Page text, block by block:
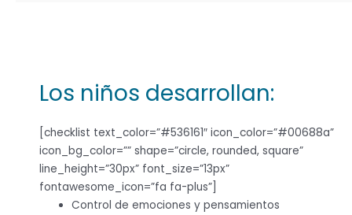
Los niños desarrollan:
[checklist text_color=”#536161″ icon_color=”#00688a”
icon_bg_color=”” shape=”circle, rounded, square”
line_height=”30px” font_size=”13px”
fontawesome_icon=”fa fa-plus”]
Control de emociones y pensamientos